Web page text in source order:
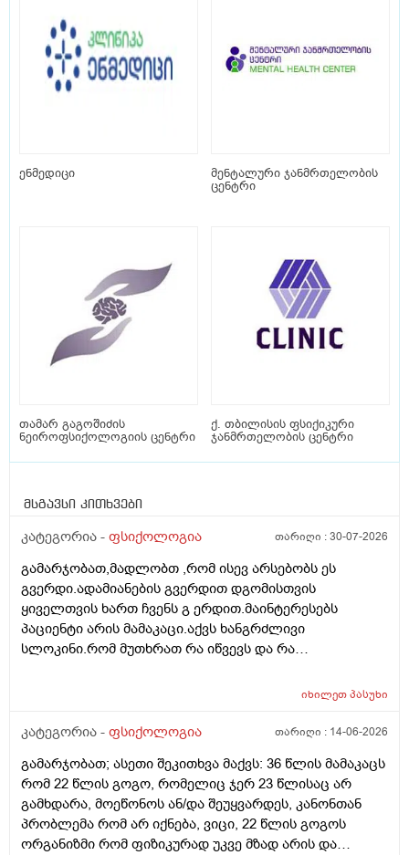
ენმედიცი
მენტალური ჯანმრთელობის
ცენტრი
თამარ გაგოშიძის
ნეიროფსიქოლოგიის ცენტრი
ქ. თბილისის ფსიქიკური
ჯანმრთელობის ცენტრი
მსგავსი კითხვები
კატეგორია - ფსიქოლოგია თარიღი :30-07-2026
გამარჯობათ,მადლობთ ,რომ ისევ არსებობს ეს
გვერდი.ადამიანების გვერდით დგომისთვის
ყიველთვის ხართ ჩვენს გ ერდით.მაინტერესებს
პაციენტი არის მამაკაცი.აქვს ხანგრძლივი
სლოკინი.რომ მუთხრათ რა იწვევს და რა
იხილეთპასუხი
კატეგორია - ფსიქოლოგია თარიღი : 14-06-2026
გამარჯობათ; ასეთი შეკითხვა მაქვს: 36 წლის მამაკაცს
რომ 22 წლის გოგო, რომელიც ჯერ 23 წლისაც არ
გამხდარა, მოეწონოს ან/და შეუყვარდეს, კანონთან
პრობლემა რომ არ იქნება, ვიცი, 22 წლის გოგოს
ორგანიზმი რომ ფიზიკურად უკვე მზად არის და